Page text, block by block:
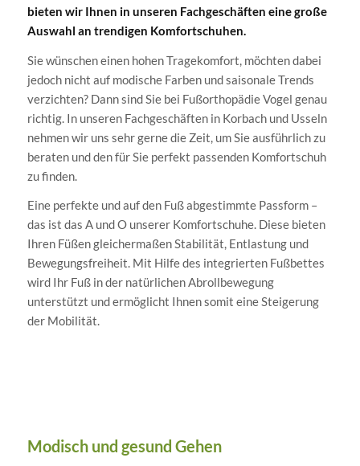
bieten wir Ihnen in unseren Fachgeschäften eine große
Auswahl an trendigen Komfortschuhen.
Sie wünschen einen hohen Tragekomfort, möchten dabei
jedoch nicht auf modische Farben und saisonale Trends
verzichten? Dann sind Sie bei Fußorthopädie Vogel genau
richtig. In unseren Fachgeschäften in Korbach und Usseln
nehmen wir uns sehr gerne die Zeit, um Sie ausführlich zu
beraten und den für Sie perfekt passenden Komfortschuh
zu finden.
Eine perfekte und auf den Fuß abgestimmte Passform –
das ist das A und O unserer Komfortschuhe. Diese bieten
Ihren Füßen gleichermaßen Stabilität, Entlastung und
Bewegungsfreiheit. Mit Hilfe des integrierten Fußbettes
wird Ihr Fuß in der natürlichen Abrollbewegung
unterstützt und ermöglicht Ihnen somit eine Steigerung
der Mobilität.
Modisch und gesund Gehen